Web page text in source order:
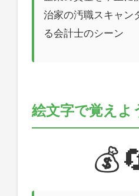
治家の汚職スキャン
る会計士のシーン
絵文字で覚えよ